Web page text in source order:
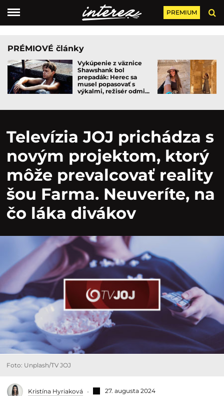
PREMIUM
PRÉMIOVÉ články
Vykúpenie z väznice
Shawshank bol
prepadák: Herec sa
musel popasovať s
výkalmi, režisér odmi...
Televízia JOJ prichádza s
novým projektom, ktorý
môže prevalcovať reality
šou Farma. Neuveríte, na
čo láka divákov
Foto: Unplash/TV JOJ
Kristína Hyriaková 27. augusta 2024